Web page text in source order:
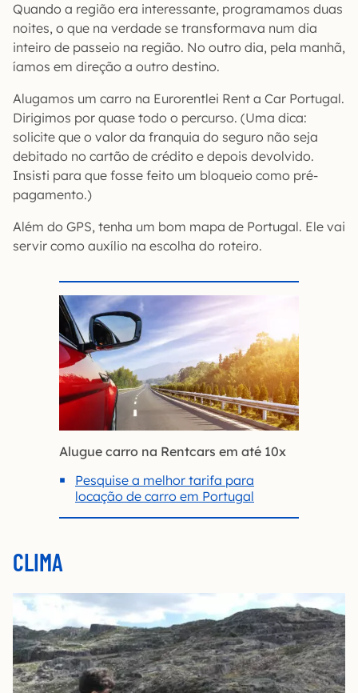
Quando a região era interessante, programamos duas
noites, o que na verdade se transformava num dia
inteiro de passeio na região. No outro dia, pela manhã,
íamos em direção a outro destino.
Alugamos um carro na Eurorentlei Rent a Car Portugal.
Dirigimos por quase todo o percurso. (Uma dica:
solicite que o valor da franquia do seguro não seja
debitado no cartão de crédito e depois devolvido.
Insisti para que fosse feito um bloqueio como pré-
pagamento.)
Além do GPS, tenha um bom mapa de Portugal. Ele vai
servir como auxílio na escolha do roteiro.
Alugue carro na Rentcars em até 10x
Pesquise a melhor tarifa para
locação de carro em Portugal
CLIMA